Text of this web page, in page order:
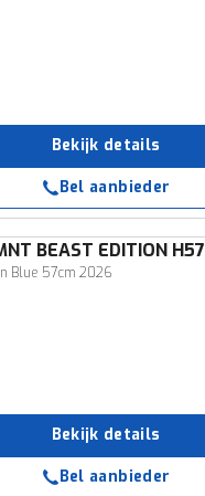
Bekijk details
Bel aanbieder
BEAST EDITION H57
Blue 57cm 2026
Bekijk details
Bel aanbieder